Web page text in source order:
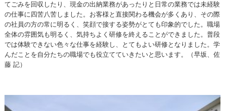
てごみを回収したり、現金の出納業務があったりと日常の業務では未経験
の仕事に四苦八苦しました。お客様と直接関わる機会が多くあり、その際
の社員の方の常に明るく、笑顔で接する姿勢がとても印象的でした。職場
全体の雰囲気も明るく、気持ちよく研修を終えることができました。普段
では体験できない色々な仕事を経験し、とてもよい研修となりました。学
んだことを自分たちの職場でも役立てていきたいと思います。（早坂、佐
藤 記）